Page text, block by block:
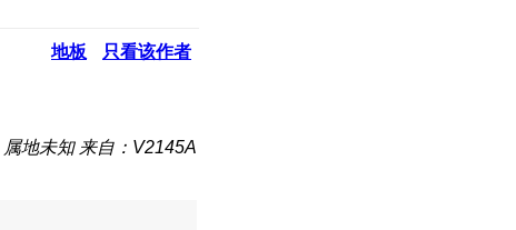
地板 只看该作者
属地未知 来自：V2145A